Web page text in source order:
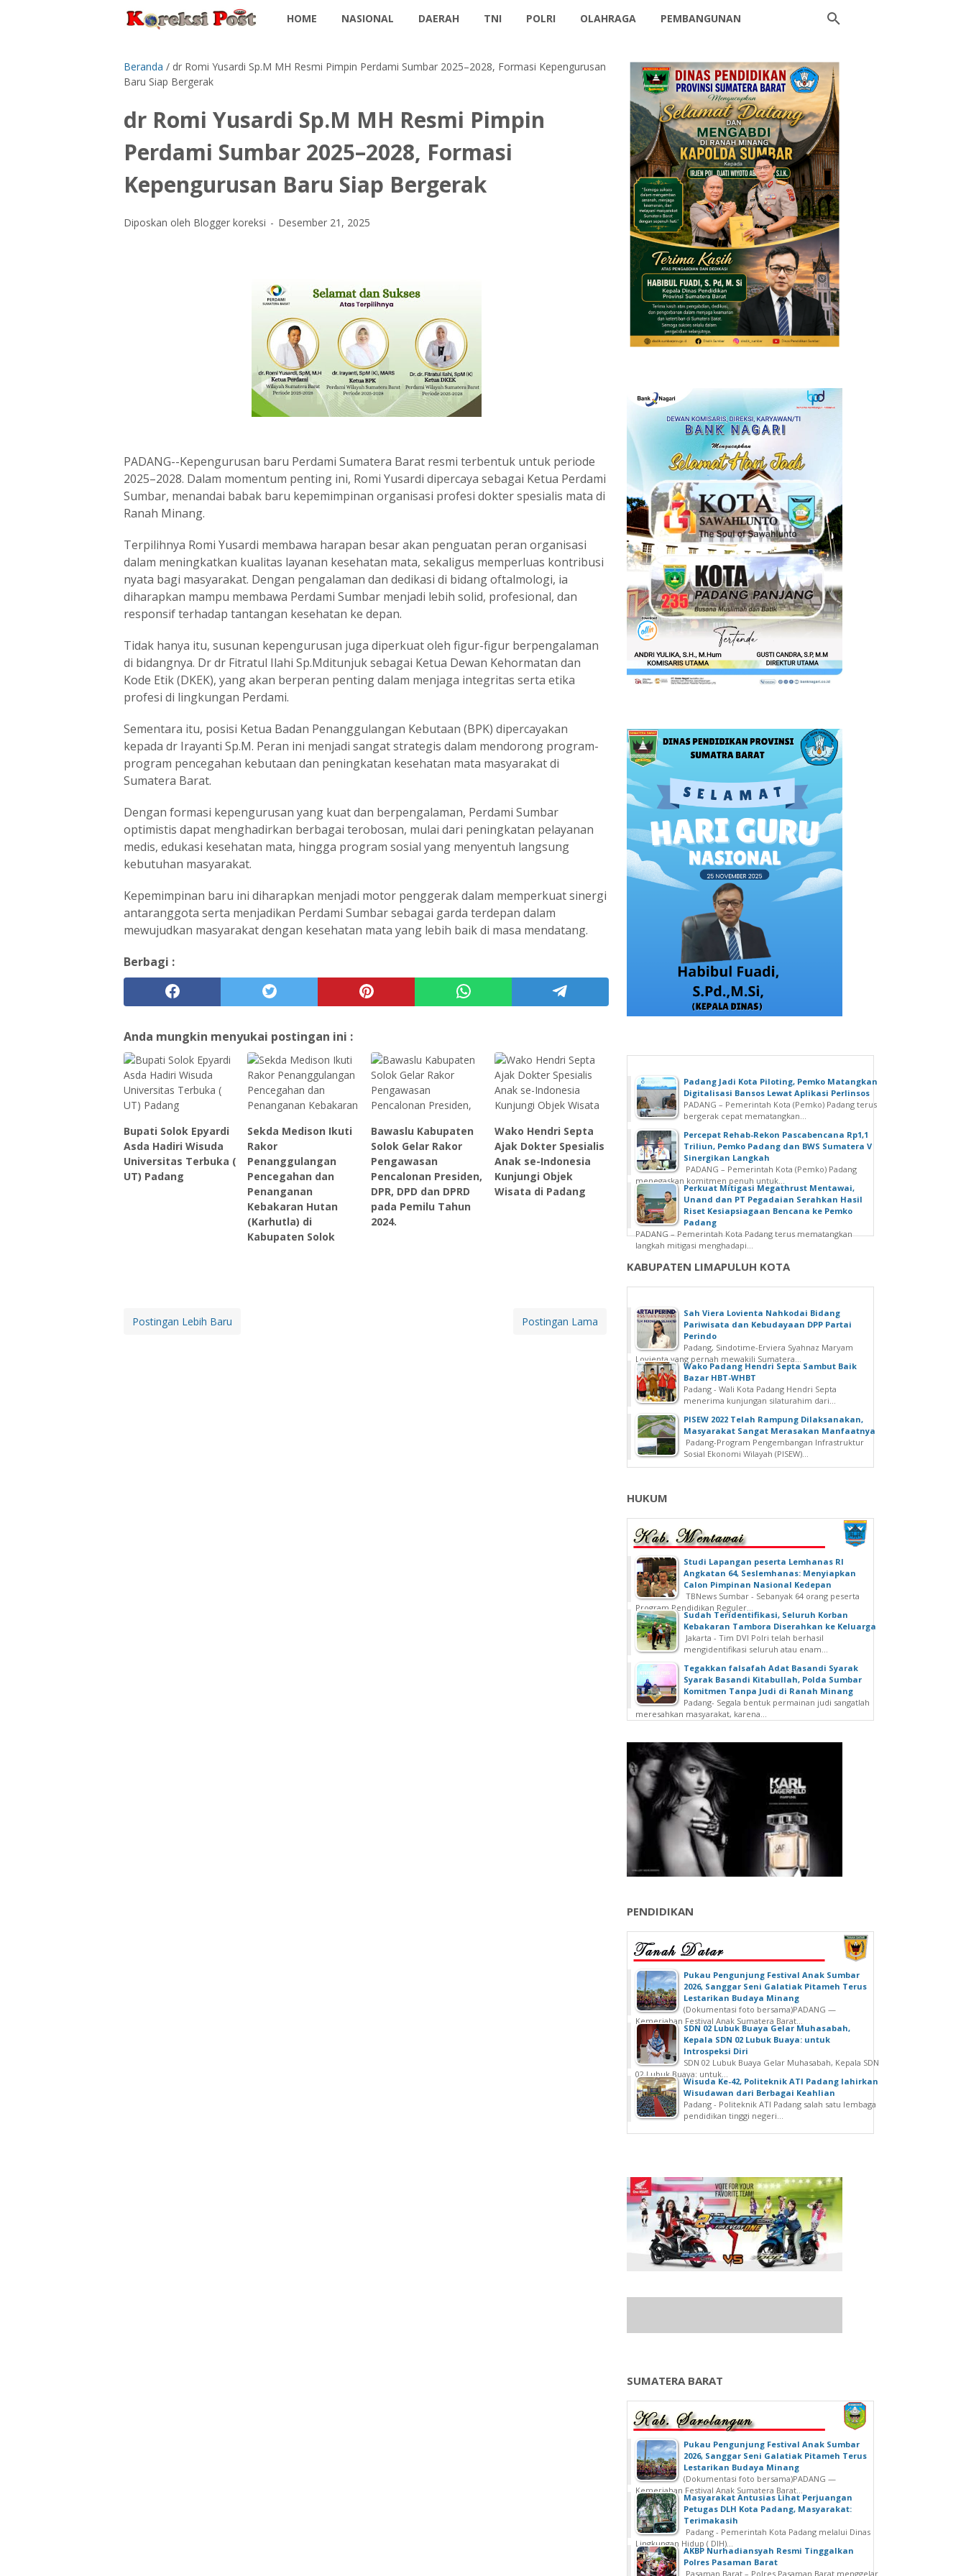
HOME NASIONAL DAERAH TNI POLRI OLAHRAGA PEMBANGUNAN
Beranda / dr Romi Yusardi Sp.M MH Resmi Pimpin Perdami Sumbar 2025–2028, Formasi Kepengurusan
Baru Siap Bergerak
dr Romi Yusardi Sp.M MH Resmi Pimpin
Perdami Sumbar 2025–2028, Formasi
Kepengurusan Baru Siap Bergerak
Diposkan oleh Blogger koreksi Desember 21, 2025
PADANG--Kepengurusan baru Perdami Sumatera Barat resmi terbentuk untuk periode
2025–2028. Dalam momentum penting ini, Romi Yusardi dipercaya sebagai Ketua Perdami
Sumbar, menandai babak baru kepemimpinan organisasi profesi dokter spesialis mata di
Ranah Minang.
Terpilihnya Romi Yusardi membawa harapan besar akan penguatan peran organisasi
dalam meningkatkan kualitas layanan kesehatan mata, sekaligus memperluas kontribusi
nyata bagi masyarakat. Dengan pengalaman dan dedikasi di bidang oftalmologi, ia
diharapkan mampu membawa Perdami Sumbar menjadi lebih solid, profesional, dan
responsif terhadap tantangan kesehatan ke depan.
Tidak hanya itu, susunan kepengurusan juga diperkuat oleh figur-figur berpengalaman
di bidangnya. Dr dr Fitratul Ilahi Sp.Mditunjuk sebagai Ketua Dewan Kehormatan dan
Kode Etik (DKEK), yang akan berperan penting dalam menjaga integritas serta etika
profesi di lingkungan Perdami.
Sementara itu, posisi Ketua Badan Penanggulangan Kebutaan (BPK) dipercayakan
kepada dr Irayanti Sp.M. Peran ini menjadi sangat strategis dalam mendorong program-
program pencegahan kebutaan dan peningkatan kesehatan mata masyarakat di
Sumatera Barat.
Dengan formasi kepengurusan yang kuat dan berpengalaman, Perdami Sumbar
optimistis dapat menghadirkan berbagai terobosan, mulai dari peningkatan pelayanan
medis, edukasi kesehatan mata, hingga program sosial yang menyentuh langsung
kebutuhan masyarakat.
Kepemimpinan baru ini diharapkan menjadi motor penggerak dalam memperkuat sinergi
antaranggota serta menjadikan Perdami Sumbar sebagai garda terdepan dalam
mewujudkan masyarakat dengan kesehatan mata yang lebih baik di masa mendatang.
Berbagi :
Anda mungkin menyukai postingan ini :
Bupati Solok Epyardi
Asda Hadiri Wisuda
Universitas Terbuka (
UT) Padang
Sekda Medison Ikuti
Rakor
Penanggulangan
Pencegahan dan
Penanganan
Kebakaran Hutan
(Karhutla) di
Kabupaten Solok
Bawaslu Kabupaten
Solok Gelar Rakor
Pengawasan
Pencalonan Presiden,
DPR, DPD dan DPRD
pada Pemilu Tahun
2024.
Wako Hendri Septa
Ajak Dokter Spesialis
Anak se-Indonesia
Kunjungi Objek
Wisata di Padang
Postingan Lebih Baru Postingan Lama
Padang Jadi Kota Piloting, Pemko Matangkan
Digitalisasi Bansos Lewat Aplikasi Perlinsos
PADANG – Pemerintah Kota (Pemko) Padang terus
bergerak cepat mematangkan...
Percepat Rehab-Rekon Pascabencana Rp1,1
Triliun, Pemko Padang dan BWS Sumatera V
Sinergikan Langkah
PADANG – Pemerintah Kota (Pemko) Padang
menegaskan komitmen penuh untuk...
Perkuat Mitigasi Megathrust Mentawai,
Unand dan PT Pegadaian Serahkan Hasil
Riset Kesiapsiagaan Bencana ke Pemko
Padang
PADANG – Pemerintah Kota Padang terus mematangkan
langkah mitigasi menghadapi...
KABUPATEN LIMAPULUH KOTA
Sah Viera Lovienta Nahkodai Bidang
Pariwisata dan Kebudayaan DPP Partai
Perindo
Padang, Sindotime-Erviera Syahnaz Maryam
Lovienta yang pernah mewakili Sumatera...
Wako Padang Hendri Septa Sambut Baik
Bazar HBT-WHBT
Padang - Wali Kota Padang Hendri Septa
menerima kunjungan silaturahim dari...
PISEW 2022 Telah Rampung Dilaksanakan,
Masyarakat Sangat Merasakan Manfaatnya
Padang-Program Pengembangan Infrastruktur
Sosial Ekonomi Wilayah (PISEW)...
HUKUM
Studi Lapangan peserta Lemhanas RI
Angkatan 64, Seslemhanas: Menyiapkan
Calon Pimpinan Nasional Kedepan
TBNews Sumbar - Sebanyak 64 orang peserta
Program Pendidikan Reguler...
Sudah Teridentifikasi, Seluruh Korban
Kebakaran Tambora Diserahkan ke Keluarga
Jakarta - Tim DVI Polri telah berhasil
mengidentifikasi seluruh atau enam...
Tegakkan falsafah Adat Basandi Syarak
Syarak Basandi Kitabullah, Polda Sumbar
Komitmen Tanpa Judi di Ranah Minang
Padang- Segala bentuk permainan judi sangatlah
meresahkan masyarakat, karena...
PENDIDIKAN
‎Pukau Pengunjung Festival Anak Sumbar
2026, Sanggar Seni Galatiak Pitameh Terus
Lestarikan Budaya Minang
(Dokumentasi foto bersama)‎‎PADANG —
Kemeriahan Festival Anak Sumatera Barat...
SDN 02 Lubuk Buaya Gelar Muhasabah,
Kepala SDN 02 Lubuk Buaya: untuk
Introspeksi Diri
SDN 02 Lubuk Buaya Gelar Muhasabah, Kepala SDN
02 Lubuk Buaya: untuk...
Wisuda Ke-42, Politeknik ATI Padang lahirkan
Wisudawan dari Berbagai Keahlian
Padang - Politeknik ATI Padang salah satu lembaga
pendidikan tinggi negeri...
SUMATERA BARAT
‎Pukau Pengunjung Festival Anak Sumbar
2026, Sanggar Seni Galatiak Pitameh Terus
Lestarikan Budaya Minang
(Dokumentasi foto bersama)‎‎PADANG —
Kemeriahan Festival Anak Sumatera Barat...
Masyarakat Antusias Lihat Perjuangan
Petugas DLH Kota Padang, Masyarakat:
Terimakasih
Padang - Pemerintah Kota Padang melalui Dinas
Lingkungan Hidup ( DlH)...
AKBP Nurhadiansyah Resmi Tinggalkan
Polres Pasaman Barat
Pasaman Barat – Polres Pasaman Barat menggelar